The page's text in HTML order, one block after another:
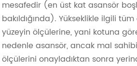
mesafedir (en üst kat asansör
bakıldığında). Yükseklikle ilgili
yüzeyin ölçülerine, yani kotuna
nedenle asansör, ancak mal
ölçülerini onayladıktan sonra